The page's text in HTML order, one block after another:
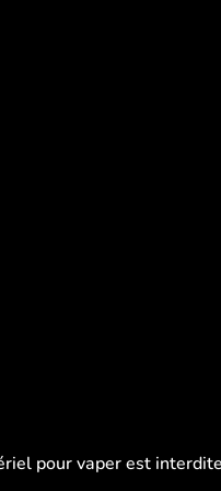
pour vaper est interdite